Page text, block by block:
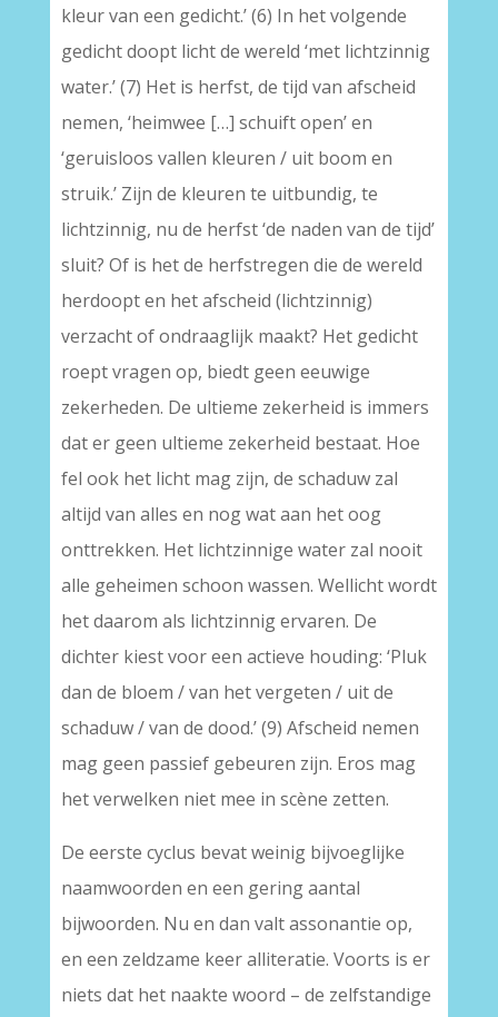
kleur van een gedicht.’ (6) In het volgende
gedicht doopt licht de wereld ‘met lichtzinnig
water.’ (7) Het is herfst, de tijd van afscheid
nemen, ‘heimwee […] schuift open’ en
‘geruisloos vallen kleuren / uit boom en
struik.’ Zijn de kleuren te uitbundig, te
lichtzinnig, nu de herfst ‘de naden van de tijd’
sluit? Of is het de herfstregen die de wereld
herdoopt en het afscheid (lichtzinnig)
verzacht of ondraaglijk maakt? Het gedicht
roept vragen op, biedt geen eeuwige
zekerheden. De ultieme zekerheid is immers
dat er geen ultieme zekerheid bestaat. Hoe
fel ook het licht mag zijn, de schaduw zal
altijd van alles en nog wat aan het oog
onttrekken. Het lichtzinnige water zal nooit
alle geheimen schoon wassen. Wellicht wordt
het daarom als lichtzinnig ervaren. De
dichter kiest voor een actieve houding: ‘Pluk
dan de bloem / van het vergeten / uit de
schaduw / van de dood.’ (9) Afscheid nemen
mag geen passief gebeuren zijn. Eros mag
het verwelken niet mee in scène zetten.
De eerste cyclus bevat weinig bijvoeglijke
naamwoorden en een gering aantal
bijwoorden. Nu en dan valt assonantie op,
en een zeldzame keer alliteratie. Voorts is er
niets dat het naakte woord – de zelfstandige